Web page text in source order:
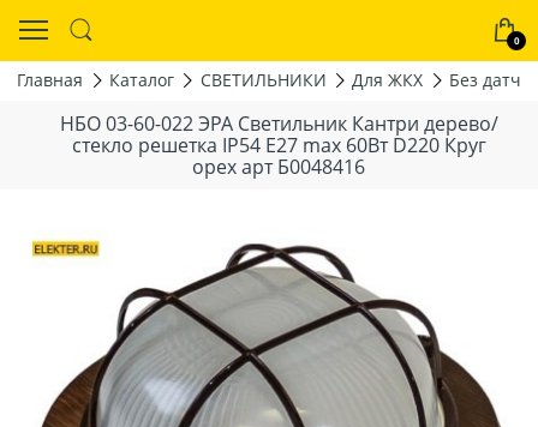
0
Главная Каталог СВЕТИЛЬНИКИ Для ЖКХ Без
НБО 03-60-022 ЭРА Светильник Кантри дерево/
стекло решетка IP54 E27 max 60Вт D220 Круг
ореx арт Б0048416